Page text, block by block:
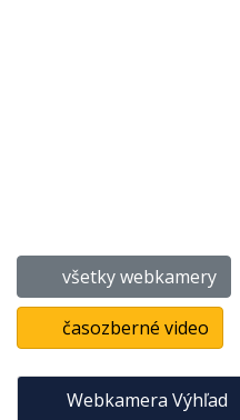
všetky webkamery
časozberné video
Webkamera Výhľad